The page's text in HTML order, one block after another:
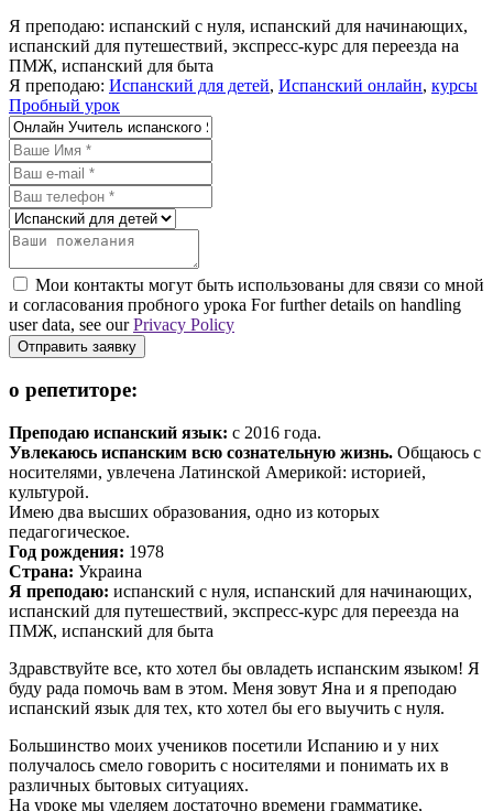
Я преподаю: испанский с нуля, испанский для начинающих,
испанский для путешествий, экспресс-курс для переезда на
ПМЖ, испанский для быта
Я преподаю: Испанский для детей, Испанский онлайн, курсы
Пробный урок
Мои контакты могут быть использованы для связи со мной
и согласования пробного урока For further details on handling
user data, see ourPrivacy Policy
Отправить заявку
о репетиторе:
Преподаю испанский язык: с 2016 года.
Увлекаюсь испанским всю сознательную жизнь. Общаюсь с
носителями, увлечена Латинской Америкой: историей,
культурой.
Имею два высших образования, одно из которых
педагогическое.
Год рождения: 1978
Страна: Украина
Я преподаю: испанский с нуля, испанский для начинающих,
испанский для путешествий, экспресс-курс для переезда на
ПМЖ, испанский для быта
Здравствуйте все, кто хотел бы овладеть испанским языком! Я
буду рада помочь вам в этом. Меня зовут Яна и я преподаю
испанский язык для тех, кто хотел бы его выучить с нуля.
Большинство моих учеников посетили Испанию и у них
получалось смело говорить с носителями и понимать их в
различных бытовых ситуациях.
На уроке мы уделяем достаточно времени грамматике,